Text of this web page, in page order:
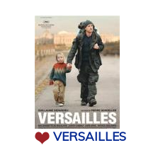
VERSAILLES